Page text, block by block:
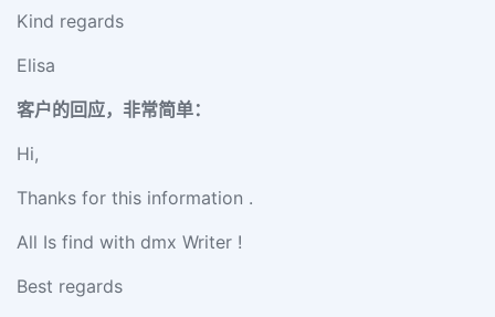
Kind regards
Elisa
客户的回应，非常简单：
Hi,
Thanks for this information .
All Is find with dmx Writer !
Best regards